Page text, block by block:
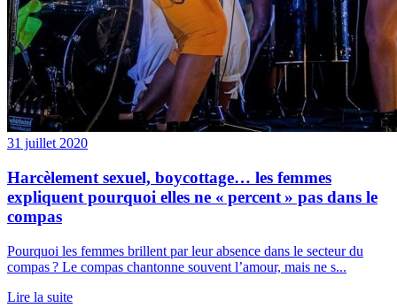
31 juillet 2020
Harcèlement sexuel, boycottage… les femmes
expliquent pourquoi elles ne « percent » pas dans le
compas
Pourquoi les femmes brillent par leur absence dans le secteur du
compas ? Le compas chantonne souvent l’amour, mais ne s...
Lire la suite